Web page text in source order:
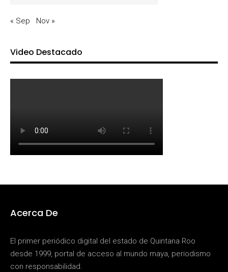
« Sep Nov »
Video Destacado
Acerca De
El primer periódico digital del estado de Quintana Roo
desde 1999, portal de acceso al mundo maya, periodismo
con responsabilidad.